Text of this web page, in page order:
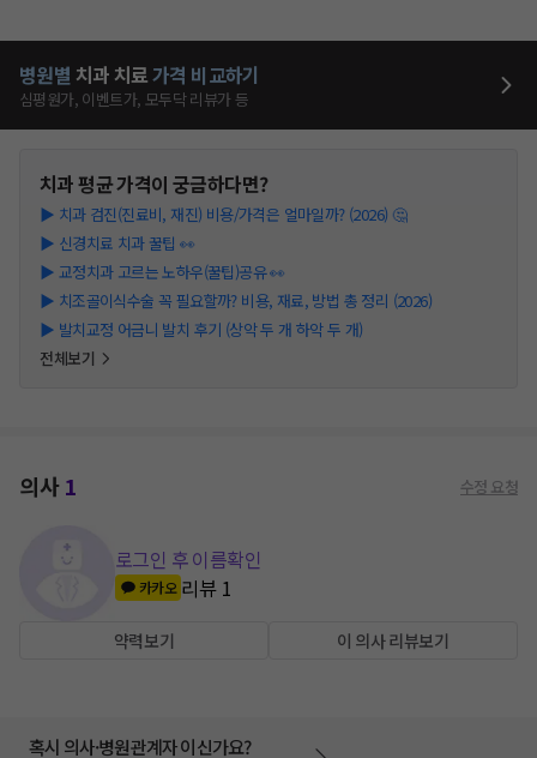
병원별 치과 치료가격 비교하기
심평원가, 이벤트가, 모두닥 리뷰가 등
치과평균 가격이 궁금하다면?
▶ 치과 검진(진료비, 재진) 비용/가격은 얼마일까? (2026) 🤔
▶ 신경치료 치과 꿀팁 👀
▶ 교정치과 고르는 노하우(꿀팁)공유 👀
▶ 치조골이식수술 꼭 필요할까? 비용, 재료, 방법 총 정리 (2026)
▶ 발치교정 어금니 발치 후기 (상악 두 개 하악 두 개)
전체보기
의사1 수정 요청
로그인 후 이름확인
카카오 리뷰 1
약력보기 이 의사 리뷰보기
혹시 의사·병원관계자 이신가요?